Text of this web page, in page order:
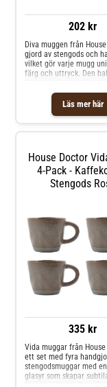
202 kr
Läs mer här
Diva muggen från
gjord av stengods och
vilket gör varje mugg
färg och uttryck. Den
en behaglig känsla i
medan den handmålade
ger en dekorativ detalj
egen personliga
muggen från House
med två muggar.-
handmålad i stengods.-
varma drycker.- Storlek:
Ø: 8 cm. Shoppa
mer Muggar & Koppar
Design.
House Doctor
4-Pack -
Stengods
335 kr
Vida muggar från
ett set med fyra
stengodsmuggar med
glasyr som skapar